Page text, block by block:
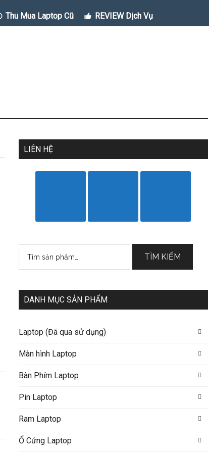
Thu Mua Laptop Cũ REVIEW Dịch Vụ
LIÊN HỆ
kiếm:
TÌM KIẾM
DANH MỤC SẢN PHẨM
Laptop (Đã qua sử dụng)
Màn hình Laptop
Bàn Phím Laptop
Pin Laptop
Ram Laptop
Ổ Cứng Laptop